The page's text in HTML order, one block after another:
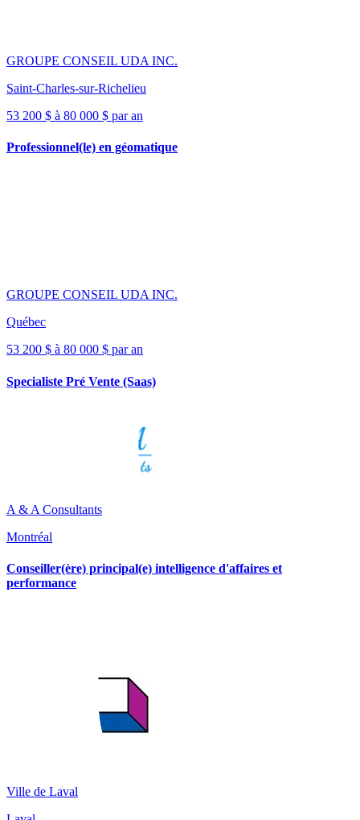
GROUPE CONSEIL UDA INC.
Saint-Charles-sur-Richelieu
53 200 $ à 80 000 $ par an
Professionnel(le) en géomatique
GROUPE CONSEIL UDA INC.
Québec
53 200 $ à 80 000 $ par an
Specialiste Pré Vente (Saas)
A & A Consultants
Montréal
Conseiller(ère) principal(e) intelligence d'affaires et
performance
Ville de Laval